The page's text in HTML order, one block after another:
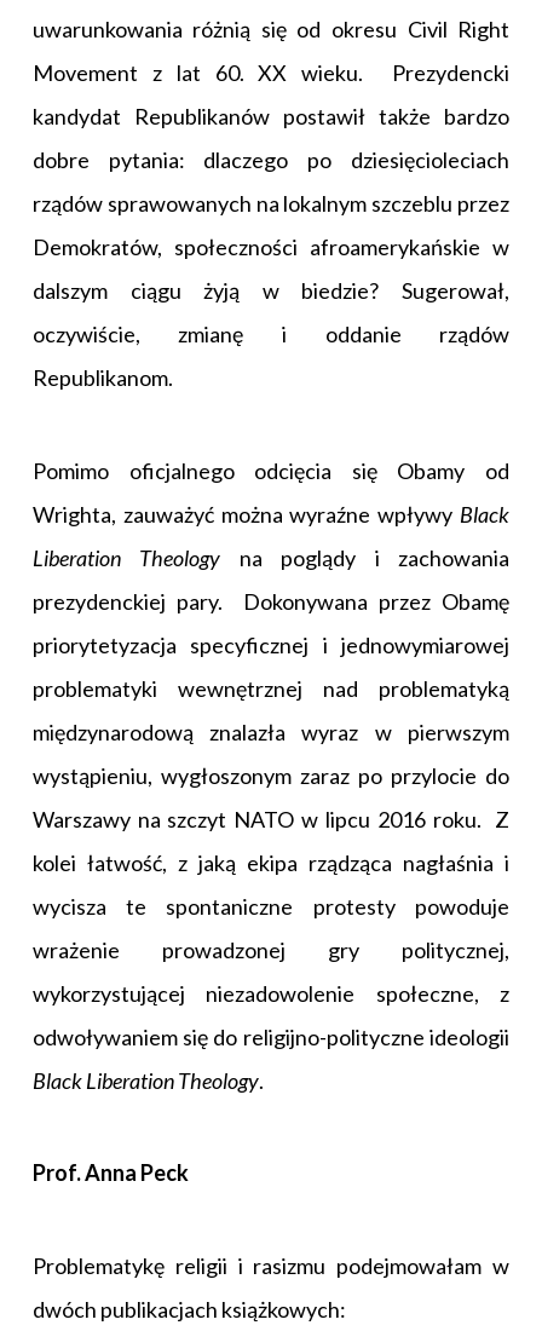
uwarunkowania różnią się od okresu Civil Right
Movement z lat 60. XX wieku. Prezydencki
kandydat Republikanów postawił także bardzo
dobre pytania: dlaczego po dziesięcioleciach
rządów sprawowanych na lokalnym szczeblu przez
Demokratów, społeczności afroamerykańskie w
dalszym ciągu żyją w biedzie? Sugerował,
oczywiście, zmianę i oddanie rządów
Republikanom.
Pomimo oficjalnego odcięcia się Obamy od
Wrighta, zauważyć można wyraźne wpływy Black
Liberation Theology na poglądy i zachowania
prezydenckiej pary. Dokonywana przez Obamę
priorytetyzacja specyficznej i jednowymiarowej
problematyki wewnętrznej nad problematyką
międzynarodową znalazła wyraz w pierwszym
wystąpieniu, wygłoszonym zaraz po przylocie do
Warszawy na szczyt NATO w lipcu 2016 roku. Z
kolei łatwość, z jaką ekipa rządząca nagłaśnia i
wycisza te spontaniczne protesty powoduje
wrażenie prowadzonej gry politycznej,
wykorzystującej niezadowolenie społeczne, z
odwoływaniem się do religijno-polityczne ideologii
Black Liberation Theology.
Prof. Anna Peck
Problematykę religii i rasizmu podejmowałam w
dwóch publikacjach książkowych: